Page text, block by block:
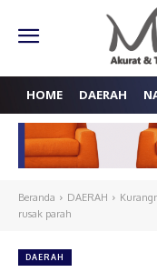
HOME DAERAH
Beranda DAERAH
rusak parah
DAERAH